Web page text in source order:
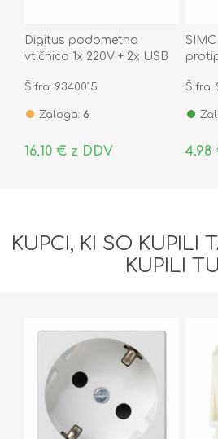
Digitus podometna
vtičnica 1x 220V + 2x USB
Šifra: 9340015
Zaloga: 6
16,10 € z DDV
Šifra:
4,98
KUPCI, KI SO KUPILI
KUPILI